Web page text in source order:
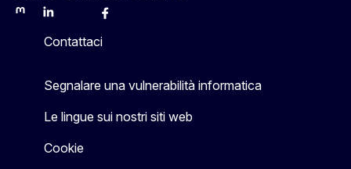
MastodonLinkedInBlueskyFacebook
Contattaci
Segnalare una vulnerabilità informatica
Le lingue sui nostri siti web
Cookie